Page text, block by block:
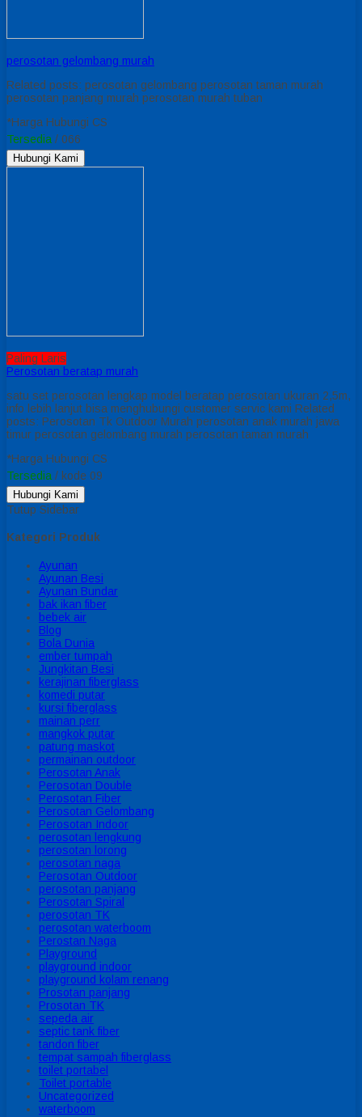
perosotan gelombang murah
Related posts: perosotan gelombang perosotan taman murah
perosotan panjang murah perosotan murah tuban
*Harga Hubungi CS
Tersedia / 066
Hubungi Kami
Paling Laris
Perosotan beratap murah
satu set perosotan lengkap model beratap perosotan ukuran 2,5m,
info lebih lanjut bisa menghubungi customer servic kami Related
posts: Perosotan Tk Outdoor Murah perosotan anak murah jawa
timur perosotan gelombang murah perosotan taman murah
*Harga Hubungi CS
Tersedia / kode 09
Hubungi Kami
Tutup Sidebar
Kategori Produk
Ayunan
Ayunan Besi
Ayunan Bundar
bak ikan fiber
bebek air
Blog
Bola Dunia
ember tumpah
Jungkitan Besi
kerajinan fiberglass
komedi putar
kursi fiberglass
mainan perr
mangkok putar
patung maskot
permainan outdoor
Perosotan Anak
Perosotan Double
Perosotan Fiber
Perosotan Gelombang
Perosotan Indoor
perosotan lengkung
perosotan lorong
perosotan naga
Perosotan Outdoor
perosotan panjang
Perosotan Spiral
perosotan TK
perosotan waterboom
Perostan Naga
Playground
playground indoor
playground kolam renang
Prosotan panjang
Prosotan TK
sepeda air
septic tank fiber
tandon fiber
tempat sampah fiberglass
toilet portabel
Toilet portable
Uncategorized
waterboom